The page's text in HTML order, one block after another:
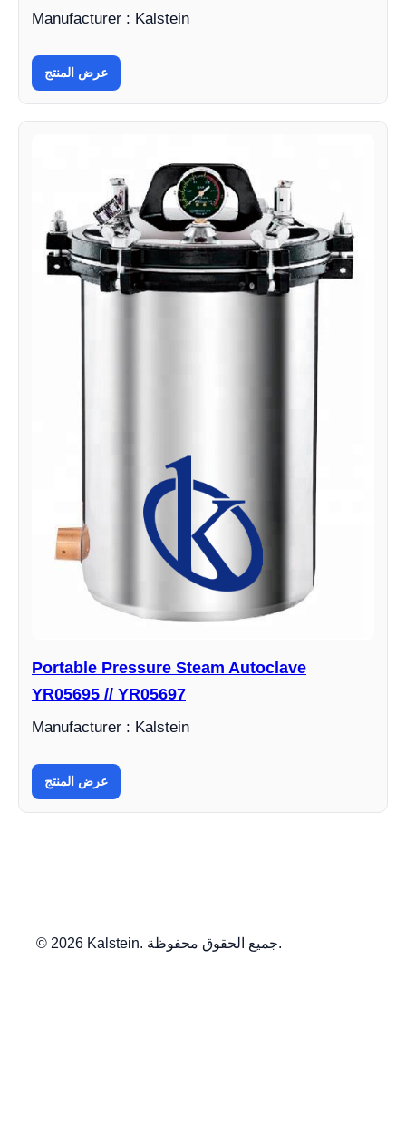
Manufacturer : Kalstein
عرض المنتج
Portable Pressure Steam Autoclave
YR05695 // YR05697
Manufacturer : Kalstein
عرض المنتج
© 2026 Kalstein. جميع الحقوق محفوظة.